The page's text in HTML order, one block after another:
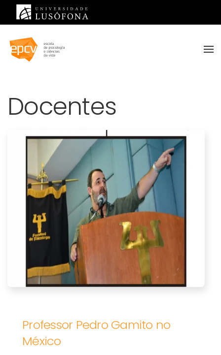
Saltar para o conteúdo principal
Docentes
Professor Pedro Gamito no
México